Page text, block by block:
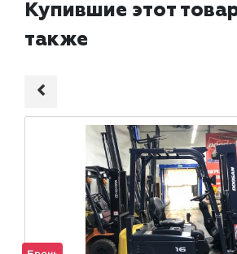
Купившие этот
также